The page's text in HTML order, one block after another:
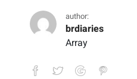
author:
brdiaries
Array